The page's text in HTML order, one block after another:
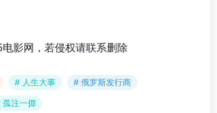
影网，若侵权请联系删除
# 人生大事
# 俄罗斯发行商
孤注一掷